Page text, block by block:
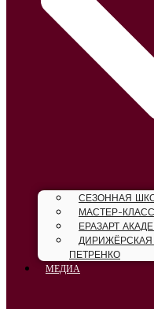
СЕЗОННАЯ
МАСТЕР-
ЕРАЗАРТ
ПЕТРЕНКО
МЕДИА